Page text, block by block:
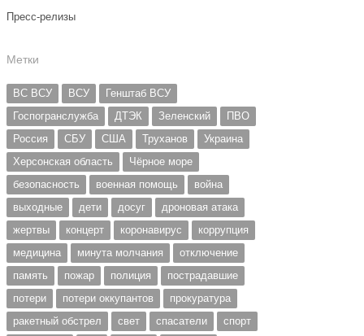
Пресс-релизы
Метки
ВС ВСУ ВСУ
Генштаб ВСУ
Госпогранслужба
ДТЭК Зеленский
ПВО
Россия
СБУ США Труханов
Украина
Херсонская область
Чёрное море
безопасность
военная помощь
война
выходные
дети досуг
дроновая атака
жертвы
концерт коронавирус
коррупция
медицина
минута молчания
отключение
память
пожар полиция
пострадавшие
потери
потери оккупантов
прокуратура
ракетный обстрел
свет спасатели
спорт